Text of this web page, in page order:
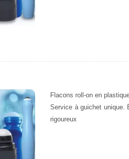
Flacons roll-on en
Service à guichet unique.
rigoureux